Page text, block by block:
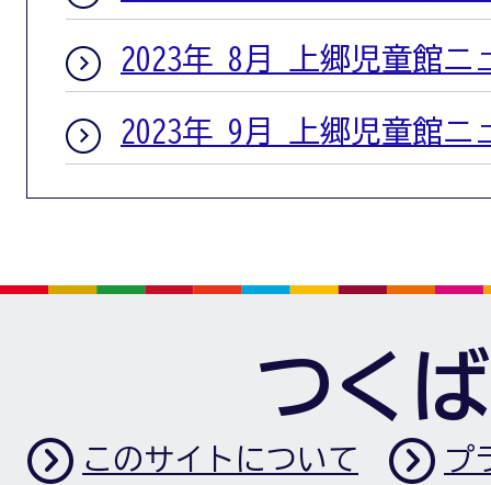
2023年 8月 上郷児童館ニ
2023年 9月 上郷児童館ニ
つく
このサイトについて プ